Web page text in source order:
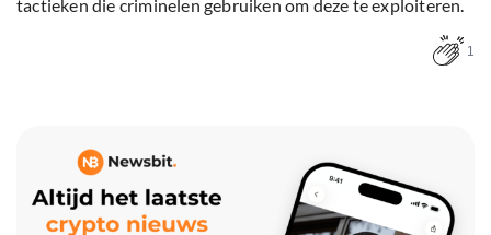
tactieken die criminelen gebruiken om deze te exploiteren.
1